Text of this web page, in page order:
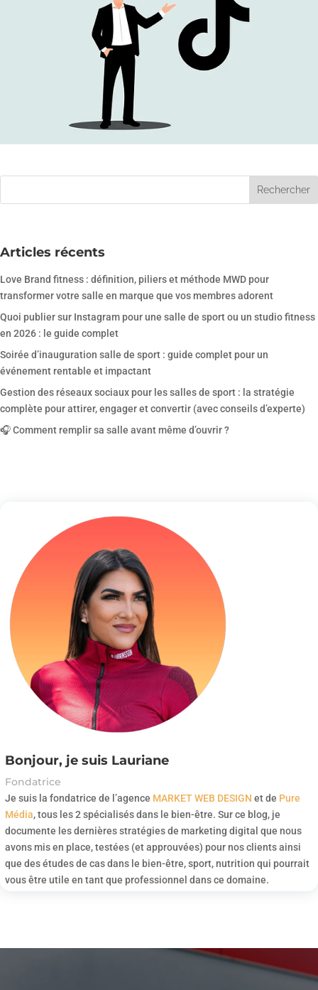
Articles récents
Love Brand fitness : définition, piliers et méthode MWD pour
transformer votre salle en marque que vos membres adorent
Quoi publier sur Instagram pour une salle de sport ou un studio fitness
en 2026 : le guide complet
Soirée d’inauguration salle de sport : guide complet pour un
événement rentable et impactant
Gestion des réseaux sociaux pour les salles de sport : la stratégie
complète pour attirer, engager et convertir (avec conseils d’experte)
🎧 Comment remplir sa salle avant même d’ouvrir ?
Bonjour, je suis Lauriane
Fondatrice
Je suis la fondatrice de l’agence MARKET WEB DESIGN et de Pure
Média, tous les 2 spécialisés dans le bien-être. Sur ce blog, je
documente les dernières stratégies de marketing digital que nous
avons mis en place, testées (et approuvées) pour nos clients ainsi
que des études de cas dans le bien-être, sport, nutrition qui pourrait
vous être utile en tant que professionnel dans ce domaine.